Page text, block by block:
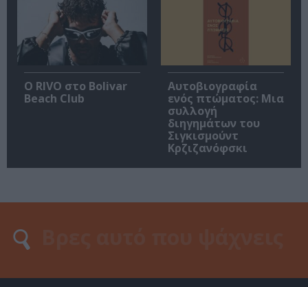
Ο RIVO στο Bolivar
Beach Club
Αυτοβιογραφία
ενός πτώματος: Μια
συλλογή
διηγημάτων του
Σιγκισμούντ
Κρζιζανόφσκι